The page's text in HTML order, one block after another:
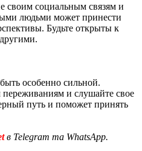
своим социальным связям и
людьми может принести
Будьте открыты к
особенно сильной.
и слушайте свое
путь и поможет принять
в Telegram та WhatsApp.